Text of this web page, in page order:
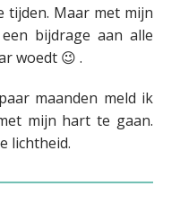
tijden. Maar met mijn
bijdrage aan alle
woedt 😉 .
maanden meld ik
mijn hart te gaan.
lichtheid.